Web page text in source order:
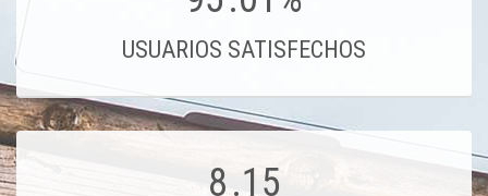
USUARIOS SATISFECHOS
8.15